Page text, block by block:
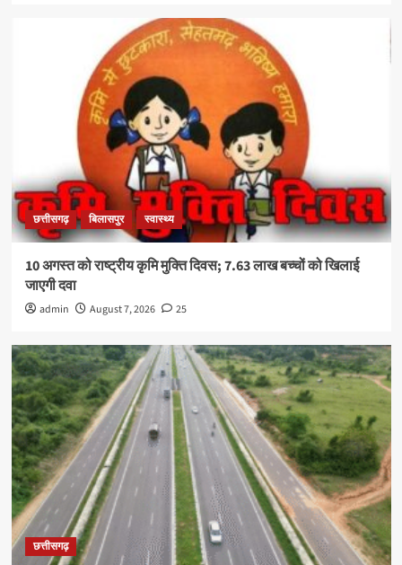
छत्तीसगढ़ बिलासपुर स्वास्थ्य
10 अगस्त को राष्ट्रीय कृमि मुक्ति दिवस; 7.63 लाख बच्चों को खिलाई
जाएगी दवा
admin August 7, 2026 25
छत्तीसगढ़